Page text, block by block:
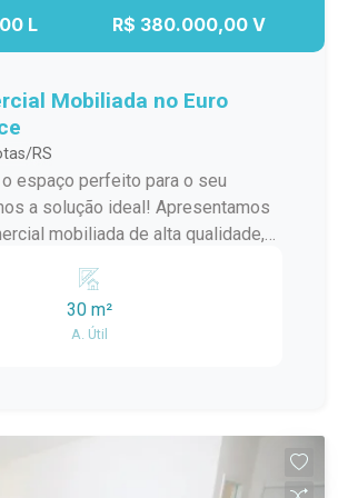
L R$ 380.000,00 V
Mobiliada no Euro
RS
espaço perfeito para o seu
ideal! Apresentamos
mobiliada de alta qualidade,
Na entrada uma recepção.
Sala de atendimento 01. Sala
e muito mais. Esta sala
com os móveis sob
30 m²
A. Útil